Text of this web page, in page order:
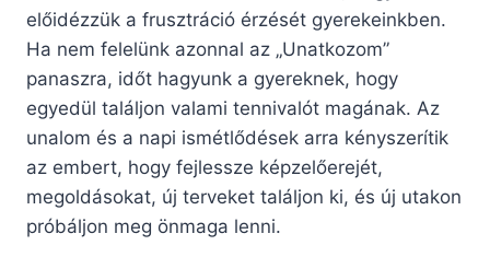
előidézzük a frusztráció érzését gyerekeinkben.
Ha nem felelünk azonnal az „Unatkozom”
panaszra, időt hagyunk a gyereknek, hogy
egyedül találjon valami tennivalót magának. Az
unalom és a napi ismétlődések arra kényszerítik
az embert, hogy fejlessze képzelőerejét,
megoldásokat, új terveket találjon ki, és új utakon
próbáljon meg önmaga lenni.